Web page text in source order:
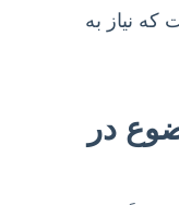
که نیاز به
در